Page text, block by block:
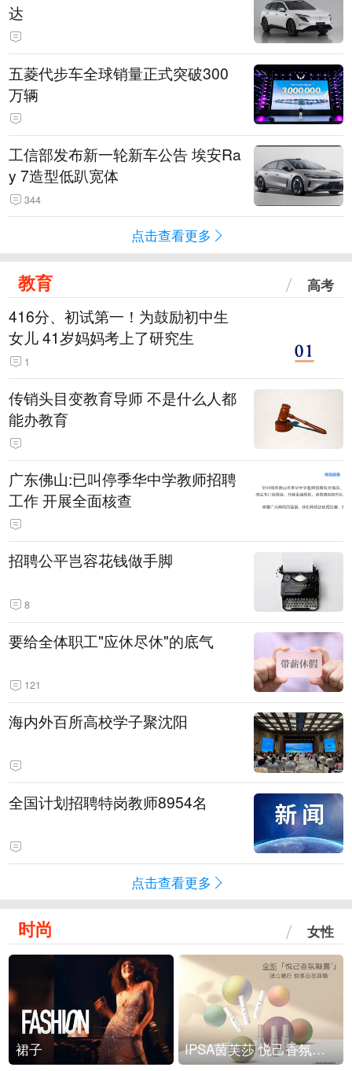
达
五菱代步车全球销量正式突破300
万辆
工信部发布新一轮新车公告 埃安Ra
y 7造型低趴宽体
344
点击查看更多
教育 高考
416分、初试第一！为鼓励初中生
女儿 41岁妈妈考上了研究生
1
传销头目变教育导师 不是什么人都
能办教育
广东佛山:已叫停季华中学教师招聘
工作 开展全面核查
招聘公平岂容花钱做手脚
8
要给全体职工"应休尽休"的底气
121
海内外百所高校学子聚沈阳
全国计划招聘特岗教师8954名
点击查看更多
时尚 女性
裙子 IPSA茵芙莎 悦己香氛凝露上市